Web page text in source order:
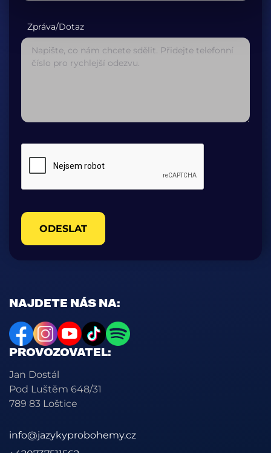
NAJDETE NÁS NA:
PROVOZOVATEL:
Jan Dostál
Pod Luštěm 648/31
789 83 Loštice
info@jazykyprobohemy.cz
Zpráva/Dotaz
ODESLAT